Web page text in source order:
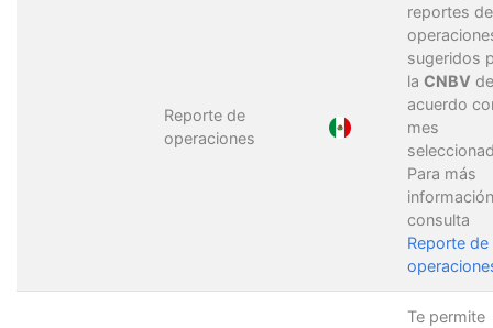
Reporte de
operaciones
reportes de
sugeridos
la CNBV de
acuerdo
mes
Para más
consulta
Reporte de
Te permite